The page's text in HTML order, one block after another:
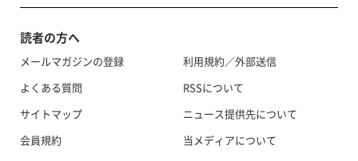
読者の方へ
メールマガジンの登録
よくある質問
サイトマップ
会員規約
利用規約／外部送信
RSSについて
ニュース提供先について
当メディアについて